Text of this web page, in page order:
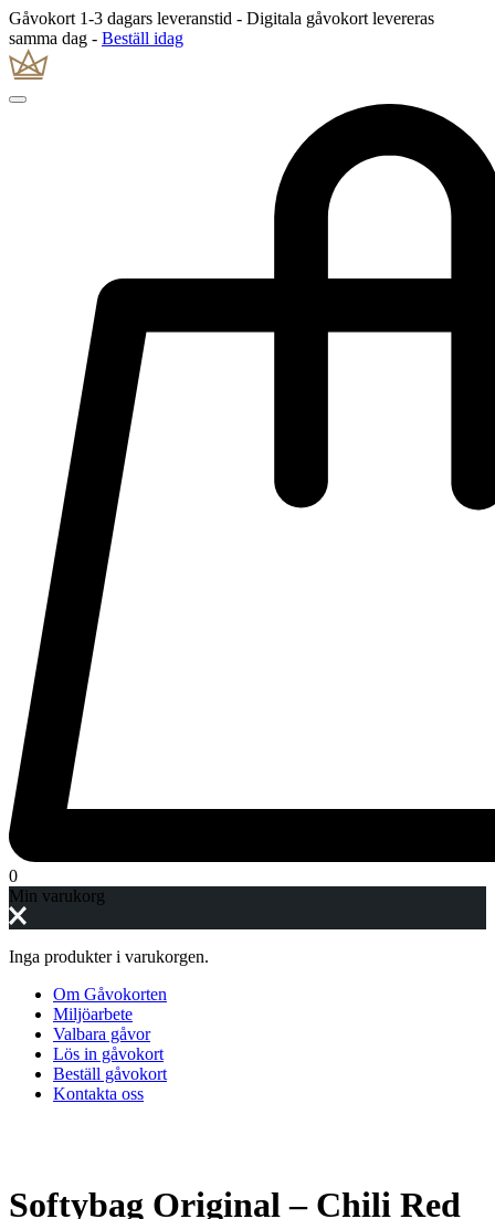
Gåvokort 1-3 dagars leveranstid - Digitala gåvokort levereras
samma dag - Beställ idag
0
Min varukorg
Inga produkter i varukorgen.
Om Gåvokorten
Miljöarbete
Valbara gåvor
Lös in gåvokort
Beställ gåvokort
Kontakta oss
Softybag Original – Chili Red